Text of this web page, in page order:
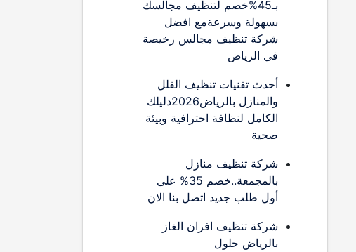
بـ45%خصم لتنظيف مجالسك
بسهولة وسرعةمع افضل
شركة تنظيف مجالس رخيصة
في الرياض
أحدث تقنيات تنظيف الفلل
والمنازل بالرياض2026دليلك
الكامل لنظافة احترافية وبيئة
صحية
شركة تنظيف منازل
بالمجمعة..خصم 35% على
أول طلب جديد اتصل بنا الان
شركة تنظيف افران الغاز
بالرياض حلول